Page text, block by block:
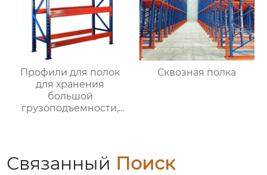
Профили для полок
для хранения
большой
грузоподъемности,
большие балочные
полки для большой
Сквозная полка
Связанный Поиск